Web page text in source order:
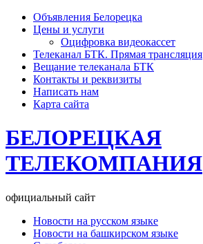
Объявления Белорецка
Цены и услуги
Оцифровка видеокассет
Телеканал БТК. Прямая трансляция
Вещание телеканала БТК
Контакты и реквизиты
Написать нам
Карта сайта
БЕЛОРЕЦКАЯ
ТЕЛЕКОМПАНИЯ
официальный сайт
Новости на русском языке
Новости на башкирском языке